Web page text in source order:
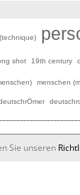
Sie unseren
shot 19th century
menschen